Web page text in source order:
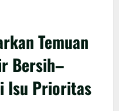
Temuan
Bersih–
Isu Prioritas